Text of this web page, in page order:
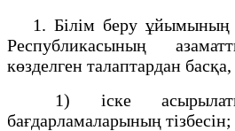
1. Білім беру ұйымының
Республикасының
көзделген талаптардан
1) іске
бағдарламаларының тізбесін;